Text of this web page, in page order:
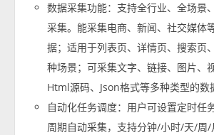
数据采集功能：支持全行业、全场景
采集。能采集电商、新闻、社交媒体
据；适用于列表页、详情页、搜索页
种场景；可采集文字、链接、图片、
Html源码、Json格式等多种类型的数
自动化任务调度：用户可设置定时任
周期自动采集，支持分钟/小时/天/周/